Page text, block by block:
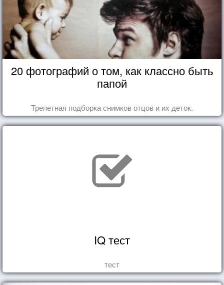
20 фотографий о том, как классно быть
папой
Трепетная подборка снимков отцов и их деток.
IQ тест
тест